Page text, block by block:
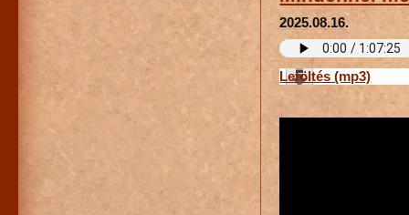
2025.08.16.
Letöltés (mp3)